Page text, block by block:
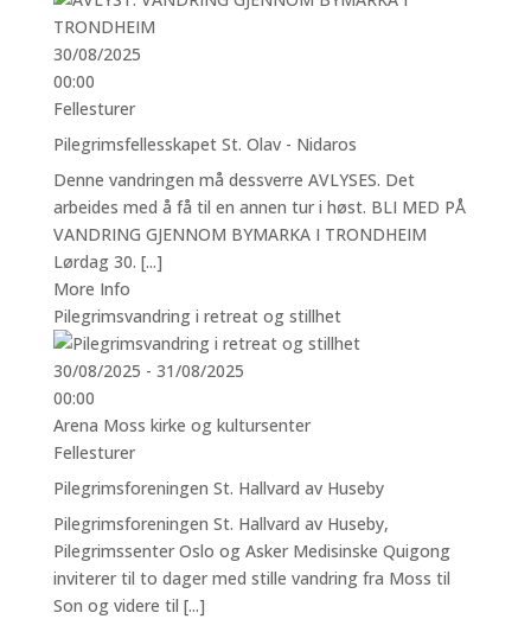
30/08/2025
00:00
Fellesturer
Pilegrimsfellesskapet St. Olav - Nidaros
Denne vandringen må dessverre AVLYSES. Det
arbeides med å få til en annen tur i høst. BLI MED PÅ
VANDRING GJENNOM BYMARKA I TRONDHEIM
Lørdag 30. [...]
More Info
Pilegrimsvandring i retreat og stillhet
30/08/2025 - 31/08/2025
00:00
Arena Moss kirke og kultursenter
Fellesturer
Pilegrimsforeningen St. Hallvard av Huseby
Pilegrimsforeningen St. Hallvard av Huseby,
Pilegrimssenter Oslo og Asker Medisinske Quigong
inviterer til to dager med stille vandring fra Moss til
Son og videre til [...]